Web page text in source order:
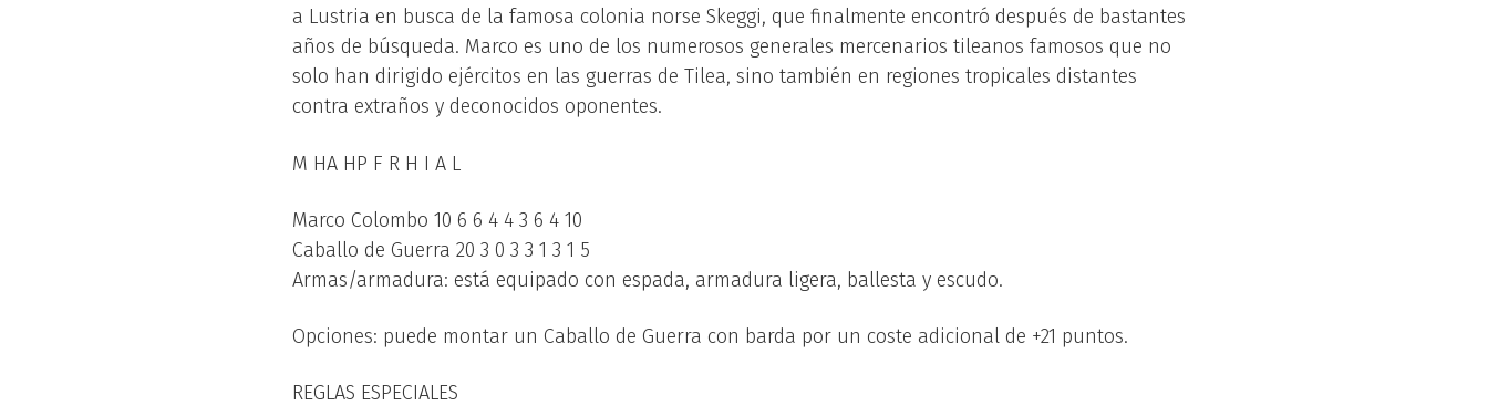
a Lustria en busca de la famosa colonia norse Skeggi, que finalmente encontró después de bastantes
años de búsqueda. Marco es uno de los numerosos generales mercenarios tileanos famosos que no
solo han dirigido ejércitos en las guerras de Tilea, sino también en regiones tropicales distantes
contra extraños y deconocidos oponentes.
M HA HP F R H I A L
Marco Colombo 10 6 6 4 4 3 6 4 10
Caballo de Guerra 20 3 0 3 3 1 3 1 5
Armas/armadura: está equipado con espada, armadura ligera, ballesta y escudo.
Opciones: puede montar un Caballo de Guerra con barda por un coste adicional de +21 puntos.
REGLAS ESPECIALES